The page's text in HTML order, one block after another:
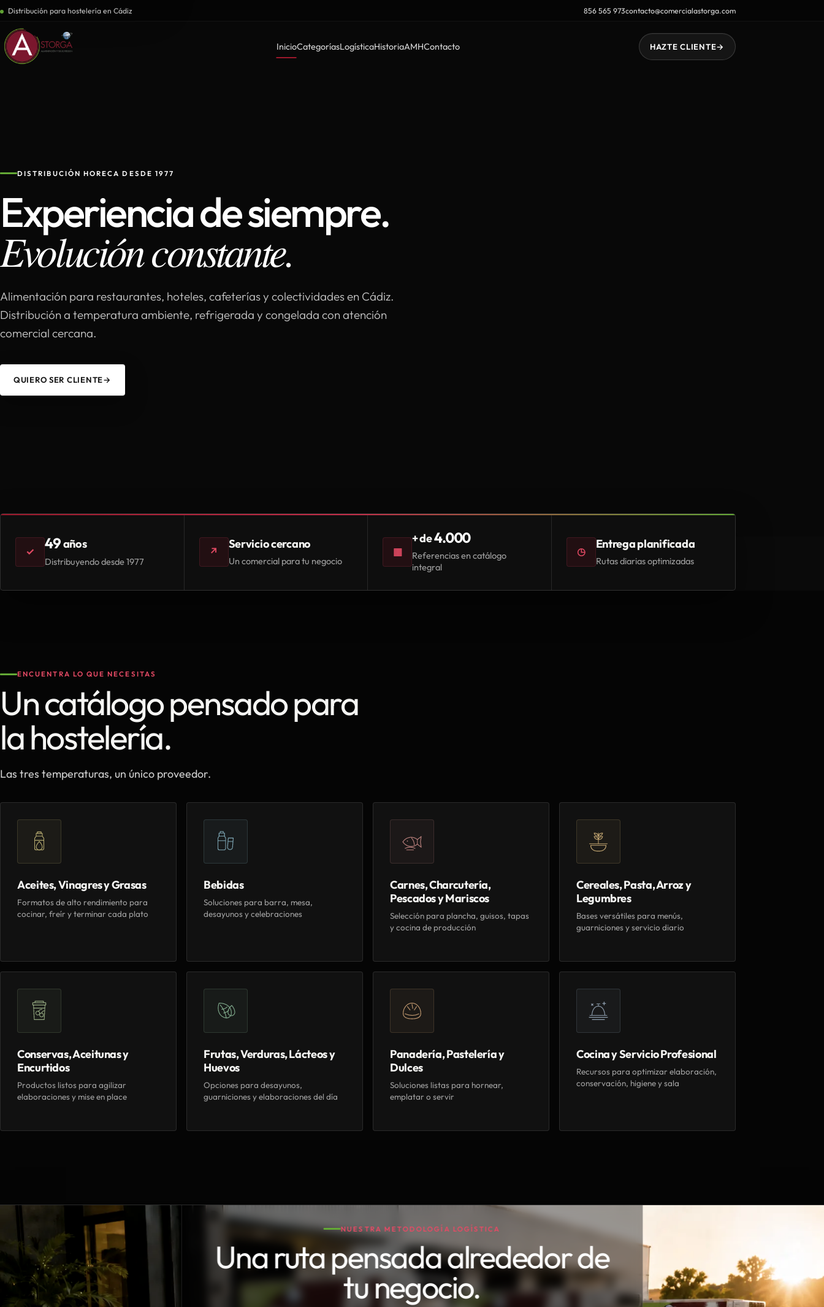
Distribución para hostelería en Cádiz 856 565 973contacto@comercialastorga.com
InicioCategoríasLogísticaHistoriaAMHContacto HAZTE CLIENTE→
DISTRIBUCIÓN HORECA DESDE 1977
Experiencia de siempre.
Evolución constante.
Alimentación para restaurantes, hoteles, cafeterías y colectividades en Cádiz.
Distribución a temperatura ambiente, refrigerada y congelada con atención
comercial cercana.
QUIERO SER CLIENTE→
✓ 49años
Distribuyendo desde 1977
↗
Servicio cercano
Un comercial para tu negocio
▦
+ de4.000
Referencias en catálogo
integral
◷
Entrega planificada
Rutas diarias optimizadas
ENCUENTRA LO QUE NECESITAS
Un catálogo pensado para
la hostelería.
Las tres temperaturas, un único proveedor.
Aceites, Vinagres y Grasas
Formatos de alto rendimiento para
cocinar, freír y terminar cada plato
Bebidas
Soluciones para barra, mesa,
desayunos y celebraciones
Carnes, Charcutería,
Pescados y Mariscos
Selección para plancha, guisos, tapas
y cocina de producción
Cereales, Pasta, Arroz y
Legumbres
Bases versátiles para menús,
guarniciones y servicio diario
Conservas, Aceitunas y
Encurtidos
Productos listos para agilizar
elaboraciones y mise en place
Frutas, Verduras, Lácteos y
Huevos
Opciones para desayunos,
guarniciones y elaboraciones del día
Panadería, Pastelería y
Dulces
Soluciones listas para hornear,
emplatar o servir
Cocina y Servicio Profesional
Recursos para optimizar elaboración,
conservación, higiene y sala
NUESTRA METODOLOGÍA LOGÍSTICA
Una ruta pensada alrededor de
tu negocio.